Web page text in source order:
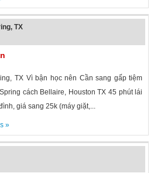
TX
TX Vì bận học nên Cần sang gấp tiệm
cách Bellaire, Houston TX 45 phút lái
giá sang 25k (máy giặt,...
»